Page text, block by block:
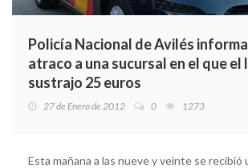
Policía Nacional de Avilés
atraco a una sucursal en el que el
sustrajo 25 euros
27 de Enero de 2012 0 1273
Esta mañana a las nueve y veinte se recibió